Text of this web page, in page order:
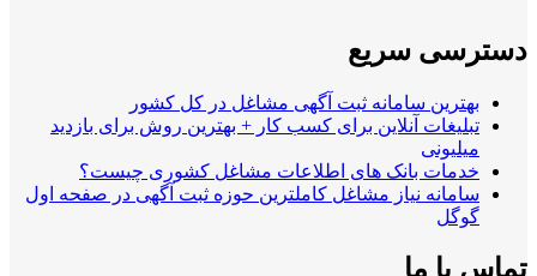
دسترسی سریع
بهترین سامانه ثبت آگهی مشاغل در کل کشور
تبلیغات آنلاین برای کسب کار + بهترین روش برای بازدید
میلیونی
خدمات بانک های اطلاعات مشاغل کشوری چیست؟
سامانه نیاز مشاغل کاملترین حوزه ثبت آگهی در صفحه اول
گوگل
تماس با ما